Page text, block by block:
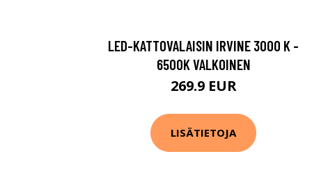
LED-KATTOVALAISIN IRVINE 3000 K -
6500K VALKOINEN
269.9 EUR
LISÄTIETOJA